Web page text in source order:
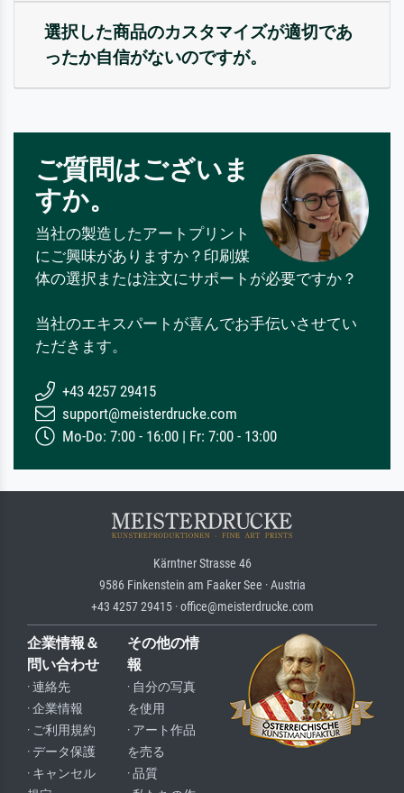
選択した商品のカスタマイズが適切であ
ったか自信がないのですが。
ご質問はございま
すか。
当社の製造したアートプリント
にご興味がありますか？印刷媒
体の選択または注文にサポートが必要ですか？
当社のエキスパートが喜んでお手伝いさせてい
ただきます。
+43 4257 29415
support@meisterdrucke.com
Mo-Do: 7:00 - 16:00 | Fr: 7:00 - 13:00
Kärntner Strasse 46
9586 Finkenstein am Faaker See · Austria
+43 4257 29415 · office@meisterdrucke.com
企業情報＆
問い合わせ
· 連絡先
· 企業情報
· ご利用規約
· データ保護
· キャンセル
その他の情
報
· 自分の写真
を使用
· アート作品
を売る
· 品質